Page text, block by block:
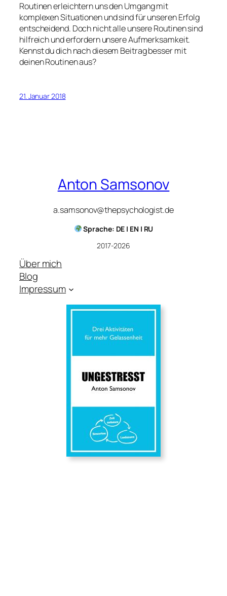
Routinen erleichtern uns den Umgang mit
komplexen Situationen und sind für unseren Erfolg
entscheidend. Doch nicht alle unsere Routinen sind
hilfreich und erfordern unsere Aufmerksamkeit.
Kennst du dich nach diesem Beitrag besser mit
deinen Routinen aus?
21. Januar 2018
Anton Samsonov
a.samsonov@thepsychologist.de
Sprache: DE | EN | RU
2017-2026
Über mich
Blog
Impressum